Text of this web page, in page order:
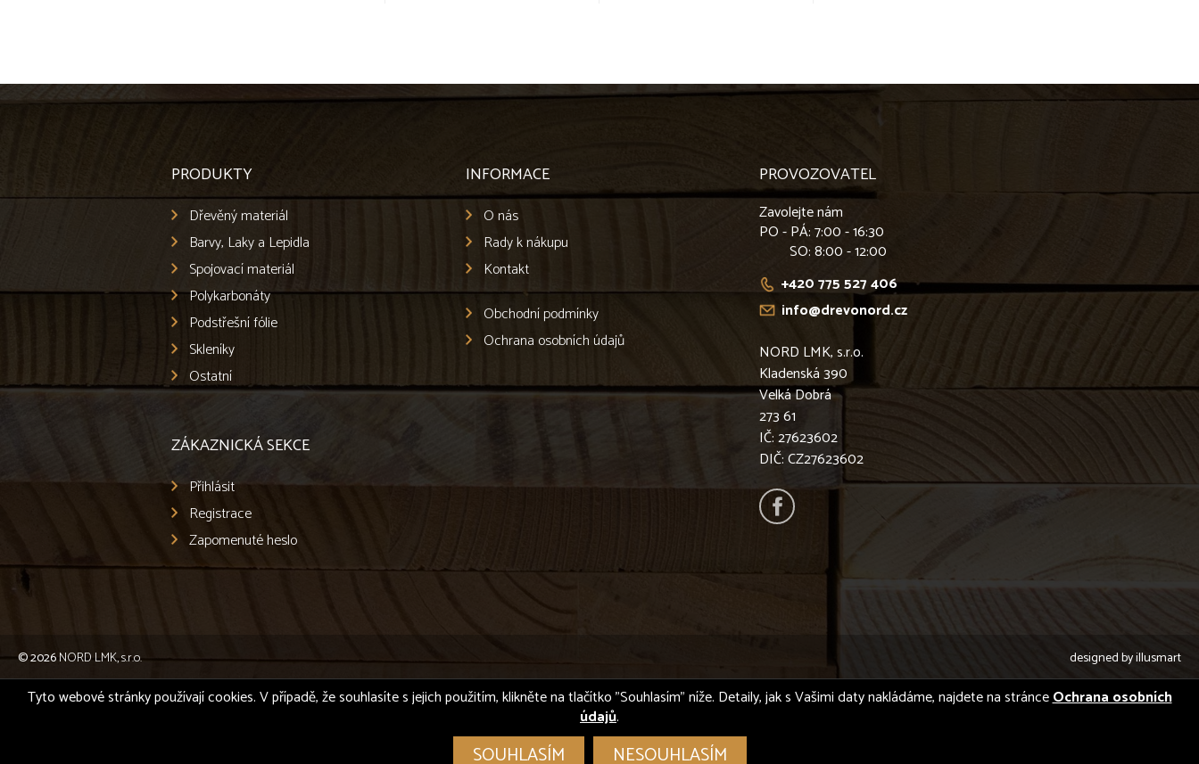
PRODUKTY
Dřevěný materiál
Barvy, Laky a Lepidla
Spojovací materiál
Polykarbonáty
Podstřešní fólie
Skleníky
Ostatní
ZÁKAZNICKÁ SEKCE
Přihlásit
Registrace
Zapomenuté heslo
INFORMACE
O nás
Rady k nákupu
Kontakt
Obchodní podmínky
Ochrana osobních údajů
PROVOZOVATEL
Zavolejte nám
PO - PÁ: 7:00 - 16:30
SO: 8:00 - 12:00
+420 775 527 406
info@drevonord.cz
NORD LMK, s.r.o.
Kladenská 390
Velká Dobrá
273 61
IČ: 27623602
DIČ: CZ27623602
© 2026NORD LMK, s.r.o. designed byillusmart
Tyto webové stránky používají cookies. V případě, že souhlasíte s jejich použitím, klikněte na tlačítko "Souhlasím" níže. Detaily, jak s Vašimi daty nakládáme, najdete na stránceOchrana osobních
údajů.